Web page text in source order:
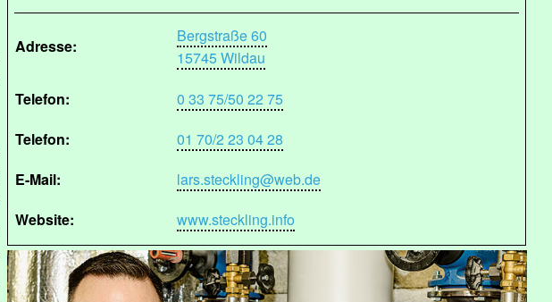
Adresse:
Bergstraße 60
15745 Wildau
Telefon:
0 33 75/50 22 75
Telefon:
01 70/2 23 04 28
E-Mail:
lars.steckling@web.de
Website:
www.steckling.info